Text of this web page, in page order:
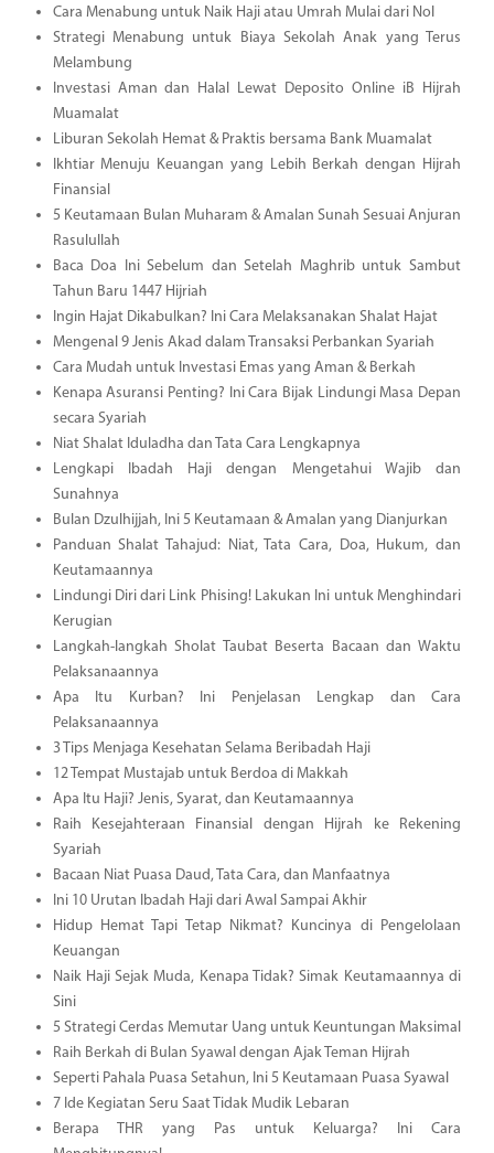
Cara Menabung untuk Naik Haji atau Umrah Mulai dari Nol
Strategi Menabung untuk Biaya Sekolah Anak yang Terus
Melambung
Investasi Aman dan Halal Lewat Deposito Online iB Hijrah
Muamalat
Liburan Sekolah Hemat & Praktis bersama Bank Muamalat
Ikhtiar Menuju Keuangan yang Lebih Berkah dengan Hijrah
Finansial
5 Keutamaan Bulan Muharam & Amalan Sunah Sesuai Anjuran
Rasulullah
Baca Doa Ini Sebelum dan Setelah Maghrib untuk Sambut
Tahun Baru 1447 Hijriah
Ingin Hajat Dikabulkan? Ini Cara Melaksanakan Shalat Hajat
Mengenal 9 Jenis Akad dalam Transaksi Perbankan Syariah
Cara Mudah untuk Investasi Emas yang Aman & Berkah
Kenapa Asuransi Penting? Ini Cara Bijak Lindungi Masa Depan
secara Syariah
Niat Shalat Iduladha dan Tata Cara Lengkapnya
Lengkapi Ibadah Haji dengan Mengetahui Wajib dan
Sunahnya
Bulan Dzulhijjah, Ini 5 Keutamaan & Amalan yang Dianjurkan
Panduan Shalat Tahajud: Niat, Tata Cara, Doa, Hukum, dan
Keutamaannya
Lindungi Diri dari Link Phising! Lakukan Ini untuk Menghindari
Kerugian
Langkah-langkah Sholat Taubat Beserta Bacaan dan Waktu
Pelaksanaannya
Apa Itu Kurban? Ini Penjelasan Lengkap dan Cara
Pelaksanaannya
3 Tips Menjaga Kesehatan Selama Beribadah Haji
12 Tempat Mustajab untuk Berdoa di Makkah
Apa Itu Haji? Jenis, Syarat, dan Keutamaannya
Raih Kesejahteraan Finansial dengan Hijrah ke Rekening
Syariah
Bacaan Niat Puasa Daud, Tata Cara, dan Manfaatnya
Ini 10 Urutan Ibadah Haji dari Awal Sampai Akhir
Hidup Hemat Tapi Tetap Nikmat? Kuncinya di Pengelolaan
Keuangan
Naik Haji Sejak Muda, Kenapa Tidak? Simak Keutamaannya di
Sini
5 Strategi Cerdas Memutar Uang untuk Keuntungan Maksimal
Raih Berkah di Bulan Syawal dengan Ajak Teman Hijrah
Seperti Pahala Puasa Setahun, Ini 5 Keutamaan Puasa Syawal
7 Ide Kegiatan Seru Saat Tidak Mudik Lebaran
Berapa THR yang Pas untuk Keluarga? Ini Cara